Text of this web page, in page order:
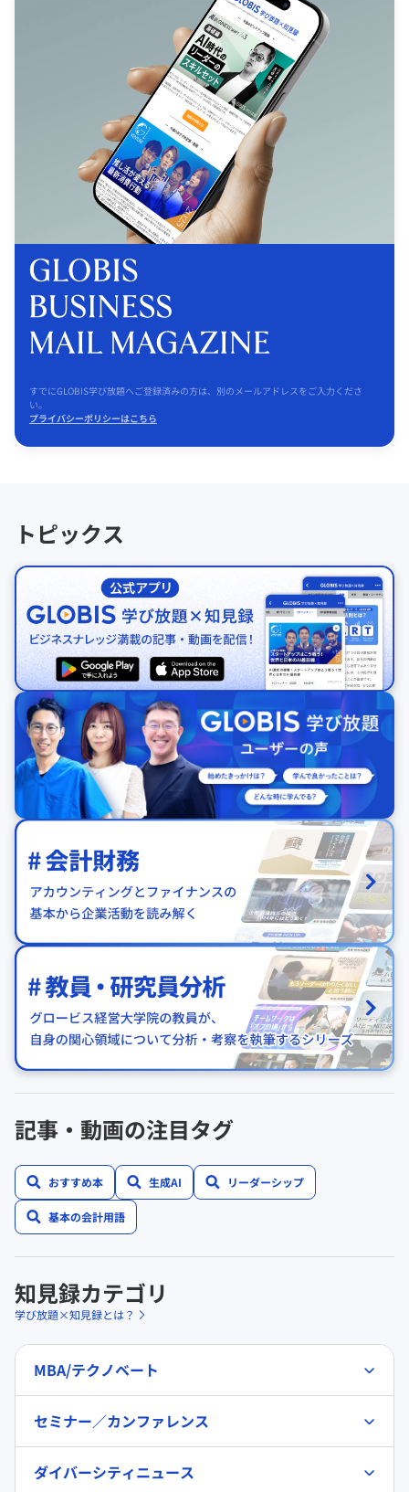
すでにGLOBIS学び放題へご登録済みの方は、別のメールアドレスをご入力くださ
い。
プライバシーポリシーはこちら
トピックス
記事・動画の注目タグ
おすすめ本 生成AI リーダーシップ
基本の会計用語
知見録カテゴリ
学び放題×知見録とは？
MBA/テクノベート
セミナー／カンファレンス
ダイバーシティニュース